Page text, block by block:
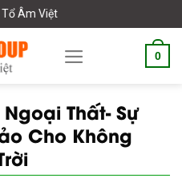
0
Thất- Sự
Cho Không